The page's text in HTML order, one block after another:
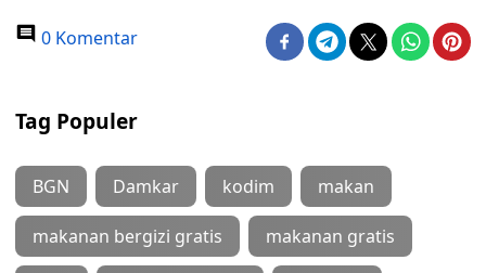
0 Komentar
Tag Populer
BGN Damkar kodim makan
makanan bergizi gratis makanan gratis